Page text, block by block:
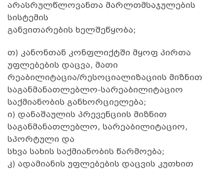
არასრულწლოვანთა მარლთმსაჯულების
სისტემის
განვითარების ხელშეწყობა;
თ) კანონთან კონფლიქტში მყოფ პირთა
უფლებების დაცვა, მათი
რეაბილიტაცია/რესოციალიზაციის მიზნით
საგანმანათლებლო-სარეაბილიტაციო
საქმიანობის განხორციელება;
ი) დანაშაულის პრევენციის მიზნით
საგანმანათლებლო, სარეაბილიტაციო,
სპორტული და
სხვა სახის საქმიანობის წარმოება;
კ) ადამიანის უფლებების დაცვის კუთხით